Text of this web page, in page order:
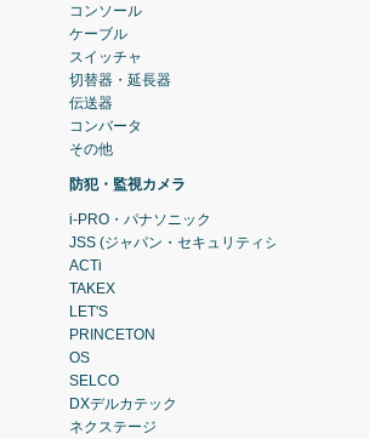
コンソール
ケーブル
スイッチャ
切替器・延長器
伝送器
コンバータ
その他
防犯・監視カメラ
i-PRO・パナソニック
JSS (ジャパン・セキュリティシステム)
ACTi
TAKEX
LET'S
PRINCETON
OS
SELCO
DXデルカテック
ネクステージ